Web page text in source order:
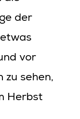
der
vor
zu sehen,
Herbst